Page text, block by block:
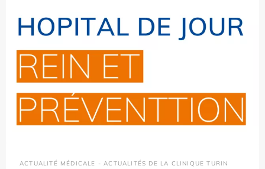
ACTUALITÉ MÉDICALE - ACTUALITÉS DE LA CLINIQUE TURIN